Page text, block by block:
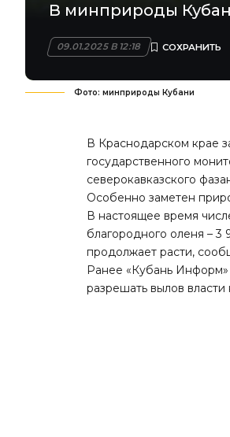
В минприроды
09.01.2025 В 12:18
Фото: минприроды Кубани
В Краснодарском крае
государственного
северокавказского
Особенно заметен
В настоящее время
благородного оленя – 3
продолжает расти,
Ранее «Кубань Информ»
разрешать вылов